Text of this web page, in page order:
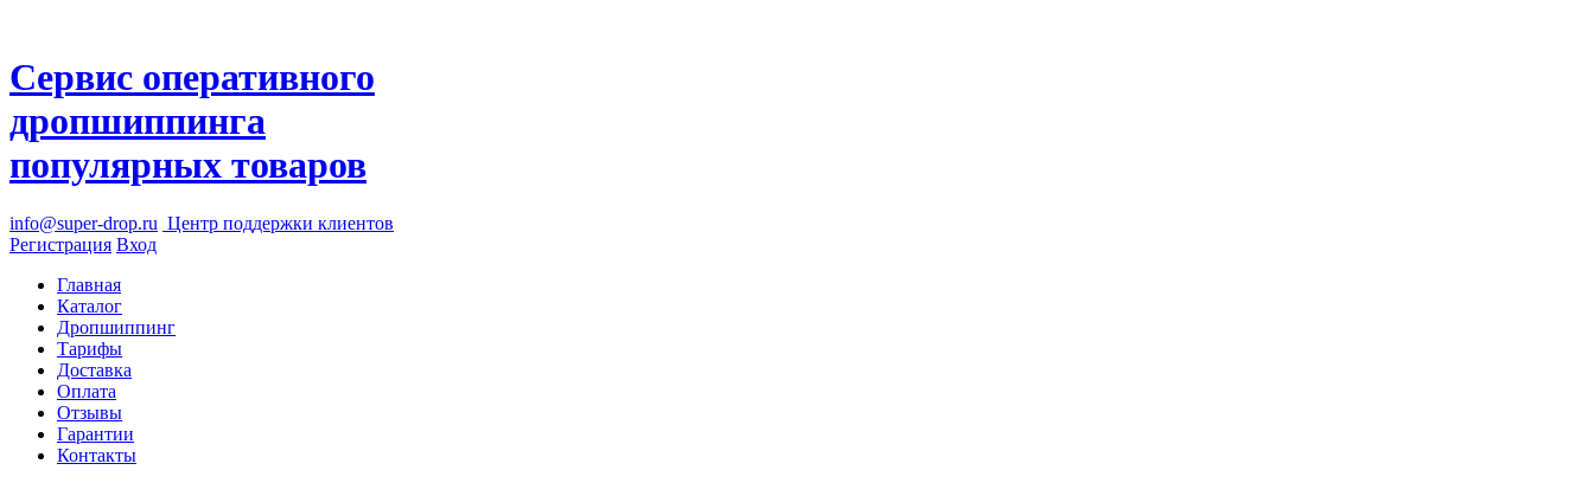
Сервис оперативного
дропшиппинга
популярных товаров
info@super-drop.ru Центр поддержки клиентов
Регистрация Вход
Главная
Каталог
Дропшиппинг
Тарифы
Доставка
Оплата
Отзывы
Гарантии
Контакты